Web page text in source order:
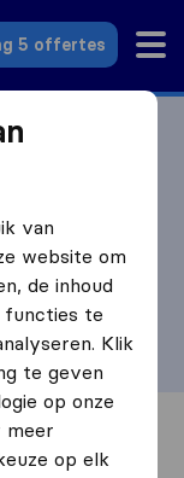
5 offertes
Rijswijk
meer
Klik
Bronnen
van
website om
de inhoud
functies te
Klik
te geven
op onze
meer
op elk